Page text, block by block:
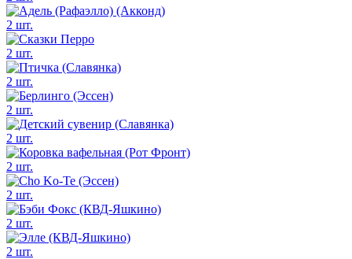
2 шт.
2 шт.
2 шт.
2 шт.
2 шт.
2 шт.
2 шт.
2 шт.
2 шт.